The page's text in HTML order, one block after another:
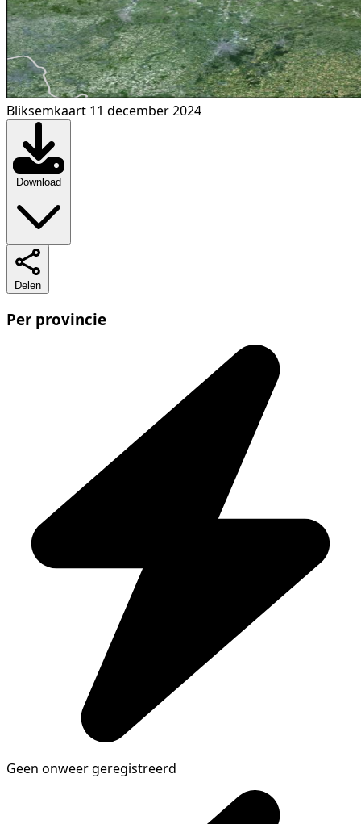
Bliksemkaart 11 december 2024
Download
Delen
Per provincie
Geen onweer geregistreerd